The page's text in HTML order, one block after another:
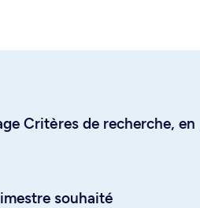
Critères de recherche,
souhaité